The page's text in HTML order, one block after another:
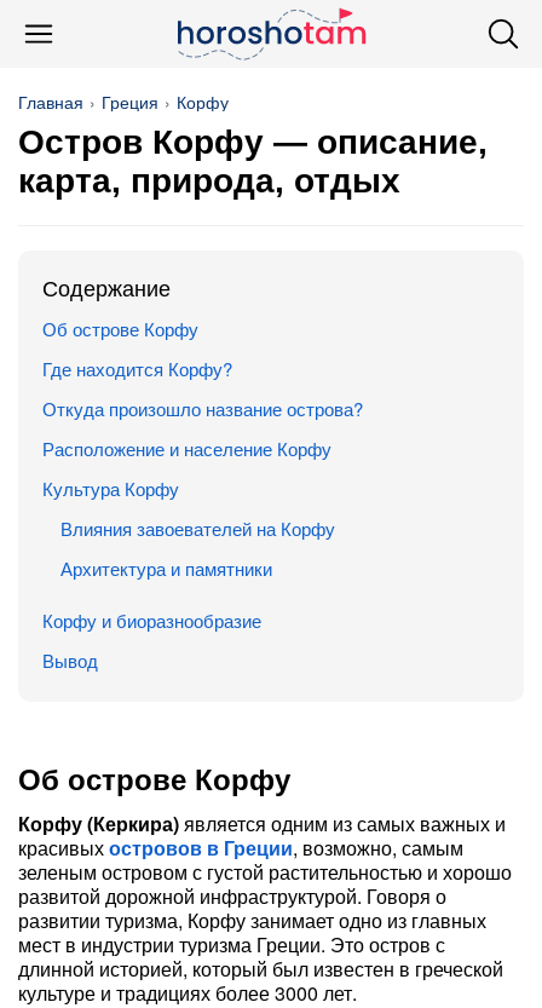
Главная Греция Корфу
Остров Корфу — описание,
карта, природа, отдых
Содержание
Об острове Корфу
Где находится Корфу?
Откуда произошло название острова?
Расположение и население Корфу
Культура Корфу
Влияния завоевателей на Корфу
Архитектура и памятники
Корфу и биоразнообразие
Вывод
Об острове Корфу
Корфу (Керкира)является одним из самых важных и
красивыхостровов в Греции, возможно, самым
зеленым островом с густой растительностью и хорошо
развитой дорожной инфраструктурой. Говоря о
развитии туризма, Корфу занимает одно из главных
мест в индустрии туризма Греции. Это остров с
длинной историей, который был известен в греческой
культуре и традициях более 3000 лет.